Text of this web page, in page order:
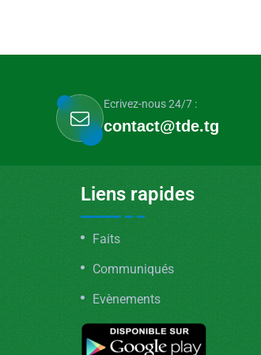
Ecrivez-nous 24/7 :
contact@tde.tg
Liens rapides
Faits
Communiqués
Evènements